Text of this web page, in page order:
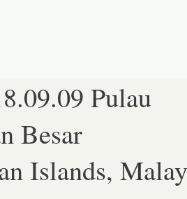
Pulau
Besar
Islands,